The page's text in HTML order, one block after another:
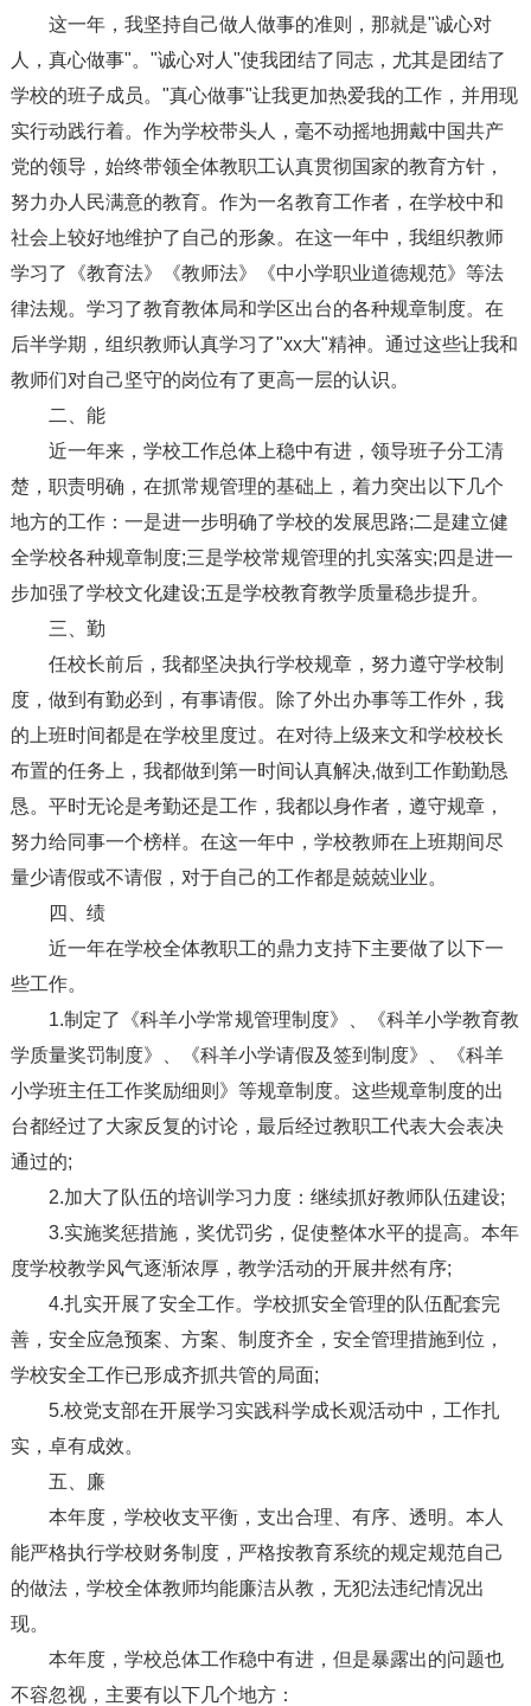
这一年，我坚持自己做人做事的准则，那就是"诚心对
人，真心做事"。"诚心对人"使我团结了同志，尤其是团结了
学校的班子成员。"真心做事"让我更加热爱我的工作，并用现
实行动践行着。作为学校带头人，毫不动摇地拥戴中国共产
党的领导，始终带领全体教职工认真贯彻国家的教育方针，
努力办人民满意的教育。作为一名教育工作者，在学校中和
社会上较好地维护了自己的形象。在这一年中，我组织教师
学习了《教育法》《教师法》《中小学职业道德规范》等法
律法规。学习了教育教体局和学区出台的各种规章制度。在
后半学期，组织教师认真学习了"xx大"精神。通过这些让我和
教师们对自己坚守的岗位有了更高一层的认识。
二、能
近一年来，学校工作总体上稳中有进，领导班子分工清
楚，职责明确，在抓常规管理的基础上，着力突出以下几个
地方的工作：一是进一步明确了学校的发展思路;二是建立健
全学校各种规章制度;三是学校常规管理的扎实落实;四是进一
步加强了学校文化建设;五是学校教育教学质量稳步提升。
三、勤
任校长前后，我都坚决执行学校规章，努力遵守学校制
度，做到有勤必到，有事请假。除了外出办事等工作外，我
的上班时间都是在学校里度过。在对待上级来文和学校校长
布置的任务上，我都做到第一时间认真解决,做到工作勤勤恳
恳。平时无论是考勤还是工作，我都以身作者，遵守规章，
努力给同事一个榜样。在这一年中，学校教师在上班期间尽
量少请假或不请假，对于自己的工作都是兢兢业业。
四、绩
近一年在学校全体教职工的鼎力支持下主要做了以下一
些工作。
1.制定了《科羊小学常规管理制度》、《科羊小学教育教
学质量奖罚制度》、《科羊小学请假及签到制度》、《科羊
小学班主任工作奖励细则》等规章制度。这些规章制度的出
台都经过了大家反复的讨论，最后经过教职工代表大会表决
通过的;
2.加大了队伍的培训学习力度：继续抓好教师队伍建设;
3.实施奖惩措施，奖优罚劣，促使整体水平的提高。本年
度学校教学风气逐渐浓厚，教学活动的开展井然有序;
4.扎实开展了安全工作。学校抓安全管理的队伍配套完
善，安全应急预案、方案、制度齐全，安全管理措施到位，
学校安全工作已形成齐抓共管的局面;
5.校党支部在开展学习实践科学成长观活动中，工作扎
实，卓有成效。
五、廉
本年度，学校收支平衡，支出合理、有序、透明。本人
能严格执行学校财务制度，严格按教育系统的规定规范自己
的做法，学校全体教师均能廉洁从教，无犯法违纪情况出
现。
本年度，学校总体工作稳中有进，但是暴露出的问题也
不容忽视，主要有以下几个地方：